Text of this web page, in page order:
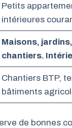
Petits
intérieures
Maisons,
chantiers.
Chantiers BTP,
bâtiments
de bonnes